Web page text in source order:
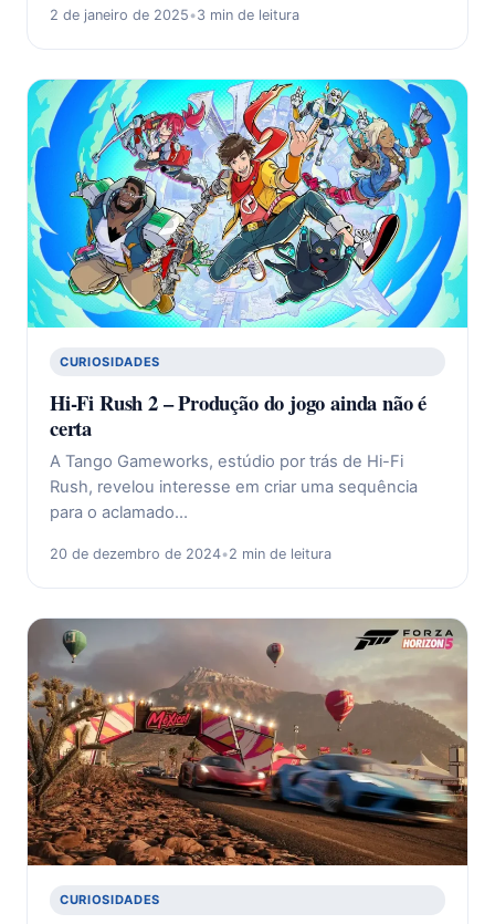
2 de janeiro de 2025•3 min de leitura
CURIOSIDADES
Hi-Fi Rush 2 – Produção do jogo ainda não é
certa
A Tango Gameworks, estúdio por trás de Hi-Fi
Rush, revelou interesse em criar uma sequência
para o aclamado…
20 de dezembro de 2024•2 min de leitura
CURIOSIDADES